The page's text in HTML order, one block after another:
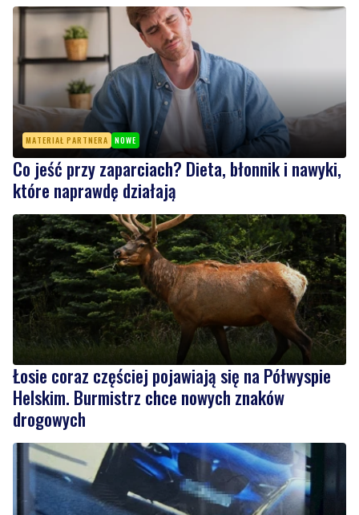
MATERIAŁ PARTNERA NOWE
Co jeść przy zaparciach? Dieta, błonnik i nawyki,
które naprawdę działają
Łosie coraz częściej pojawiają się na Półwyspie
Helskim. Burmistrz chce nowych znaków
drogowych